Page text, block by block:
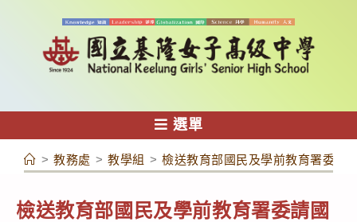
容
選單
> 教務處 > 教學組 > 檢送教育部國民及學前教育署委請
檢送教育部國民及學前教育署委請國